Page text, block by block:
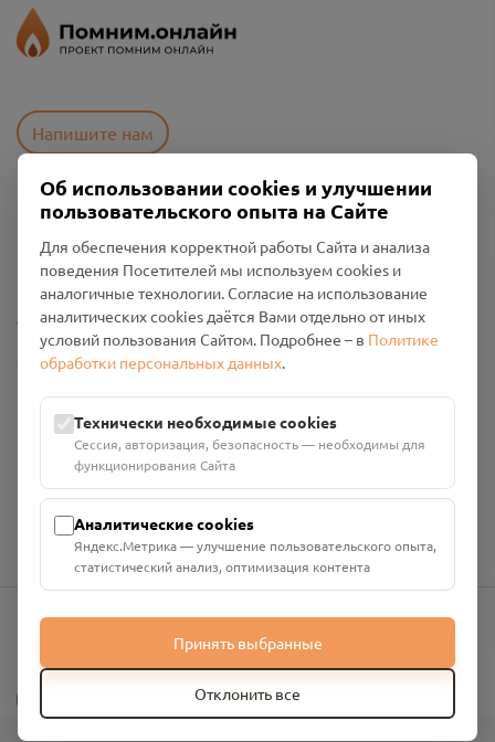
Напишите нам
Пользовательское соглашение
Политика конфиденциальности
Промо-материалы
Настройки cookies
Общество с ограниченной ответственностью «Смоленский
ИНН: 6700029207 ОГРН: 1256700001986
Юридический адрес: 216790, Смоленская область, р-н
Руднянский, г. Рудня, улица Западная, д. 26А, пом. 18
Номер счёта: 40702810901130004287 в АО "АЛЬФА-БАНК"
Кор. счёт: 30101810200000000593
info@pomnim.online
Об использовании cookies и улучшении
пользовательского опыта на Сайте
Для обеспечения корректной работы Сайта и анализа
поведения Посетителей мы используем cookies и
аналогичные технологии. Согласие на использование
аналитических cookies даётся Вами отдельно от иных
условий пользования Сайтом. Подробнее – в Политике
обработки персональных данных.
Технически необходимые cookies
Сессия, авторизация, безопасность — необходимы для
функционирования Сайта
Аналитические cookies
Яндекс.Метрика — улучшение пользовательского опыта,
статистический анализ, оптимизация контента
Принять выбранные
Отклонить все